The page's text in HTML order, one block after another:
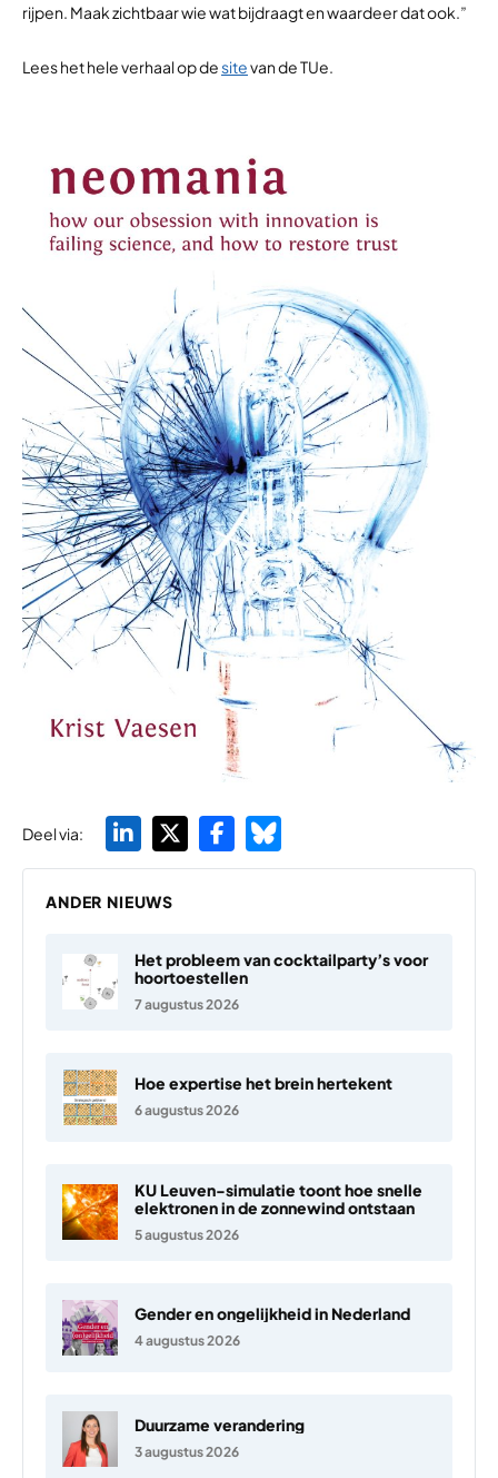
rijpen. Maak zichtbaar wie wat bijdraagt ​​en waardeer dat ook.”
Lees het hele verhaal op de sitevan de TUe.
Deel via:
ANDER NIEUWS
Het probleem van cocktailparty’s voor
hoortoestellen
7 augustus 2026
Hoe expertise het brein hertekent
6 augustus 2026
KU Leuven-simulatie toont hoe snelle
elektronen in de zonnewind ontstaan
5 augustus 2026
Gender en ongelijkheid in Nederland
4 augustus 2026
Duurzame verandering
3 augustus 2026